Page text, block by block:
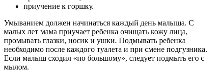
приучение к горшку.
Умыванием должен начинаться каждый день малыша. С
малых лет мама приучает ребенка очищать кожу лица,
промывать глазки, носик и ушки. Подмывать ребенка
необходимо после каждого туалета и при смене подгузника.
Если малыш сходил «по большому», следует подмыть его с
мылом.